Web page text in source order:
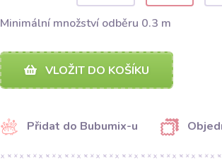
Minimální množství odběru 0.3 m
VLOŽIT DO KOŠÍKU
Přidat do Bubumix-u